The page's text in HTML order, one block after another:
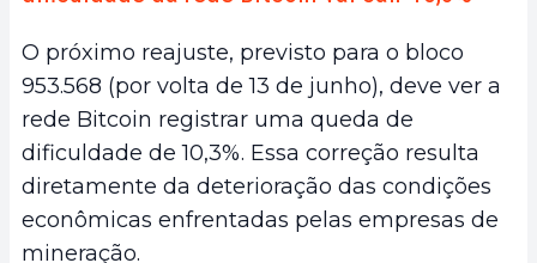
O próximo reajuste, previsto para o bloco
953.568 (por volta de 13 de junho), deve ver a
rede Bitcoin registrar uma queda de
dificuldade de 10,3%. Essa correção resulta
diretamente da deterioração das condições
econômicas enfrentadas pelas empresas de
mineração.